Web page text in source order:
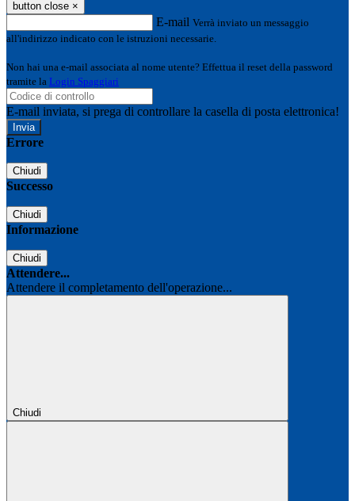
button close ×
E-mail Verrà inviato un messaggio
all'indirizzo indicato con le istruzioni necessarie.
Non hai una e-mail associata al nome utente? Effettua il reset della password
tramite la Login Spaggiari
E-mail inviata, si prega di controllare la casella di posta elettronica!
Errore
Chiudi
Successo
Chiudi
Informazione
Chiudi
Attendere...
Attendere il completamento dell'operazione...
Chiudi